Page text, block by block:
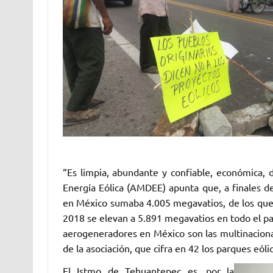
“Es limpia, abundante y confiable,
Energía Eólica (AMDEE) apunta que, a finales
en México sumaba 4.005 megavatios, de los
2018 se elevan a 5.891 megavatios en todo el
aerogeneradores en México son las
de la asociación, que cifra en 42 los parques